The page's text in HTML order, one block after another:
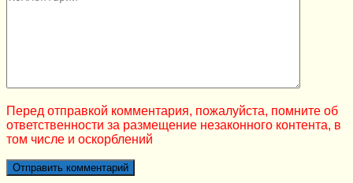
Перед отправкой комментария, пожалуйста, помните об
ответственности за размещение незаконного контента, в
том числе и оскорблений